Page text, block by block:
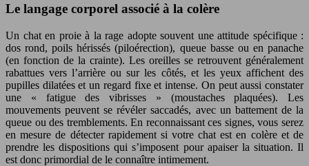
Le langage corporel associé à la colère
Un chat en proie à la rage adopte souvent une attitude spécifique :
dos rond, poils hérissés (piloérection), queue basse ou en panache
(en fonction de la crainte). Les oreilles se retrouvent généralement
rabattues vers l’arrière ou sur les côtés, et les yeux affichent des
pupilles dilatées et un regard fixe et intense. On peut aussi constater
une « fatigue des vibrisses » (moustaches plaquées). Les
mouvements peuvent se révéler saccadés, avec un battement de la
queue ou des tremblements. En reconnaissant ces signes, vous serez
en mesure de détecter rapidement si votre chat est en colère et de
prendre les dispositions qui s’imposent pour apaiser la situation. Il
est donc primordial de le connaître intimement.